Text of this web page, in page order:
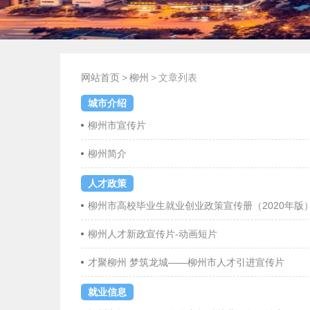
网站首页>柳州 >文章列表
城市介绍
柳州市宣传片
柳州简介
人才政策
柳州市高校毕业生就业创业政策宣传册（2020年版
柳州人才新政宣传片-动画短片
才聚柳州 梦筑龙城——柳州市人才引进宣传片
就业信息